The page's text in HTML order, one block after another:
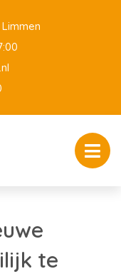
Limmen
te